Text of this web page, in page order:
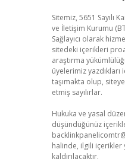
Sitemiz, 5651 Sayılı
ve İletişim Kurumu
Sağlayıcı olarak
sitedeki içerikleri
araştırma
üyelerimiz
taşımakta olup,
etmiş sayılırlar.
Hukuka ve yasal
düşündüğünüz
halinde, ilgili içerikler
kaldırılacaktır.